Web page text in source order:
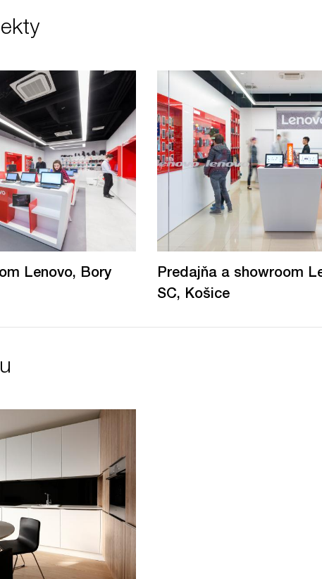
Lenovo, Bory
Predajňa a showroom
SC, Košice